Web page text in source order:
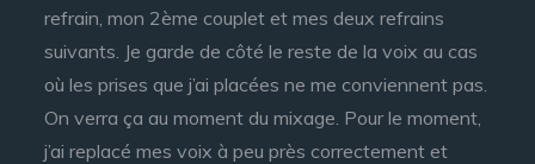
refrain, mon 2ème couplet et mes deux refrains
suivants. Je garde de côté le reste de la voix au cas
où les prises que j’ai placées ne me conviennent pas.
On verra ça au moment du mixage. Pour le moment,
j’ai replacé mes voix à peu près correctement et